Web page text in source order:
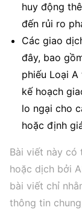
huy động
đến rủi ro
Các giao
đây, bao
phiếu Loại
kế hoạch
lo ngại cho
hoặc định
Bài viết này có
hoặc dịch bởi
bài viết chỉ
thông tin